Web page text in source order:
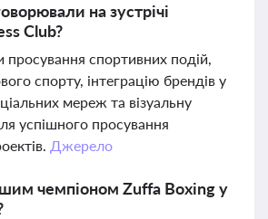
на зустрічі
Club?
спортивних подій,
спорту, інтеграцію брендів у
мереж та візуальну
успішного просування
Джерело
чемпіоном Zuffa Boxing у